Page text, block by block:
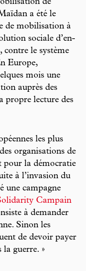
de
a été le
de mobilisation à
sociale d’en-
contre le système
Europe,
mois une
auprès des
propre lecture des
les plus
organisations de
pour la démocratie
à l’invasion du
une campagne
Campain
à demander
Sinon les
de devoir payer
guerre. »